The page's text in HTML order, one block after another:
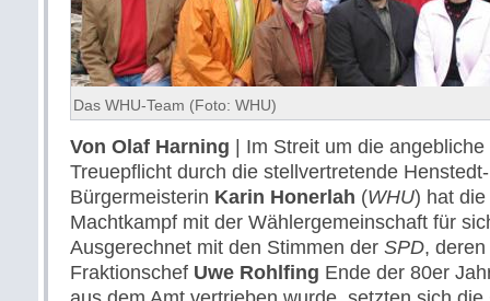
Das WHU-Team (Foto: WHU)
Von Olaf Harning | Im Streit um die
Treuepflicht durch die stellvertretende
Bürgermeisterin Karin Honerlah (WHU) hat die
Machtkampf mit der Wählergemeinschaft für
Ausgerechnet mit den Stimmen der SPD,
Fraktionschef Uwe Rohlfing Ende der 80er